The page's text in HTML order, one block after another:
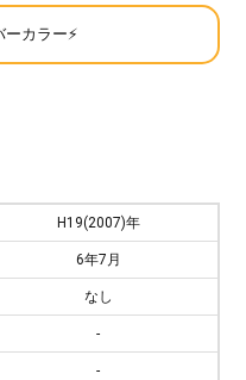
カラー⚡
H19(2007)年
6年7月
なし
-
-